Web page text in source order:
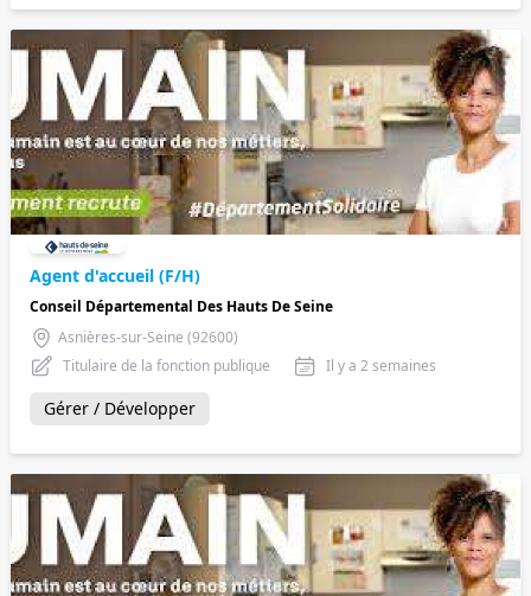
Agent d'accueil (F/H)
Conseil Départemental Des Hauts De Seine
Asnières-sur-Seine (92600)
Titulaire de la fonction publique
Il y a 2 semaines
Gérer / Développer